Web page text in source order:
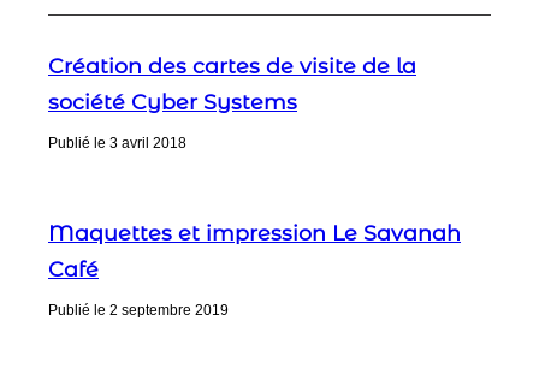
Création des cartes de visite de la
société Cyber Systems
Publié le 3 avril 2018
Maquettes et impression Le Savanah
Café
Publié le 2 septembre 2019